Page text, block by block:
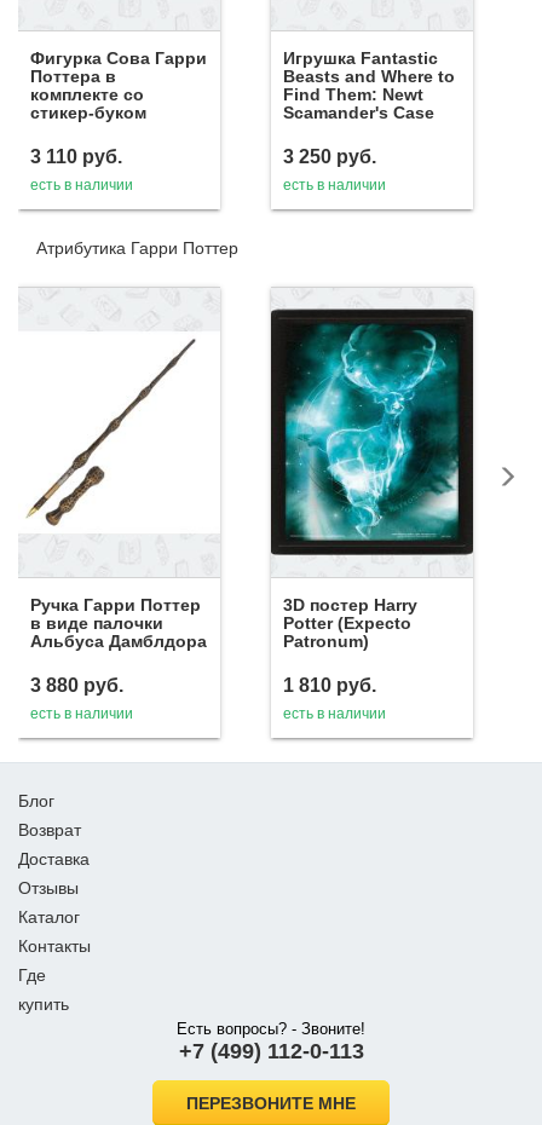
Фигурка Сова Гарри
Поттера в
комплекте со
стикер-буком
3 110 руб.
есть в наличии
Игрушка Fantastic
Beasts and Where to
Find Them: Newt
Scamander's Case
3 250 руб.
есть в наличии
Атрибутика Гарри Поттер
Ручка Гарри Поттер
в виде палочки
Альбуса Дамблдора
3 880 руб.
есть в наличии
3D постер Harry
Potter (Expecto
Patronum)
1 810 руб.
есть в наличии
Блог
Возврат
Доставка
Отзывы
Каталог
Контакты
Где
купить
Есть вопросы? - Звоните!
+7 (499) 112-0-113
ПЕРЕЗВОНИТЕ МНЕ